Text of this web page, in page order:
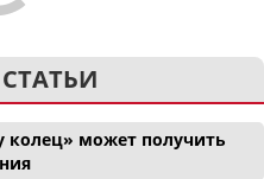
колец» может получить